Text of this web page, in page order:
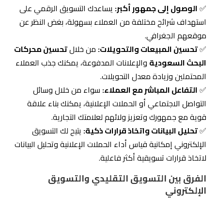
✅الوصول إلى جمهور أكبر: يساعدك التسويق الرقمي على
استهداف شرائح مختلفة من العملاء بسهولة، بغض النظر عن
موقعهم الجغرافي.
✅تحسين المبيعات والتحويلات: من خلالتحسين محركات
البحث السعودية والإعلانات المدفوعة، يمكنك جذب العملاء
المحتملين وزيادة معدل التحويلات.
✅التفاعل المباشر مع العملاء: سواء من خلال وسائل
التواصل الاجتماعي أو الحملات الإعلانية، يمكنك بناء علاقة
قوية مع جمهورك وتعزيز ولائهم لعلامتك التجارية.
✅تحليل البيانات واتخاذ قرارات ذكية: يتيح لك التسويق
الإلكتروني إمكانية قياس أداء الحملات الإعلانية وتحليل البيانات
لاتخاذ قرارات تسويقية أكثر فاعلية.
الفرق بين التسويق التقليدي والتسويق
الإلكتروني